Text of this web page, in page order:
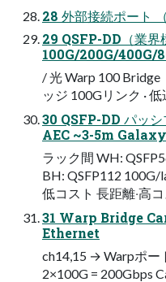
28 外部接続ポート
29 QSFP-DD（業界
100G/200G/400G/
/ 光 Warp 100
ッジ 100Gリンク ·
30 QSFP-DD パッ
AEC ~3-5m
ラック間 WH:
BH: QSFP112
低コスト ⻑距離‧⾼
31 Warp Bridge
Ethernet
ch14,15 → Warpポー
2×100G = 200Gbps